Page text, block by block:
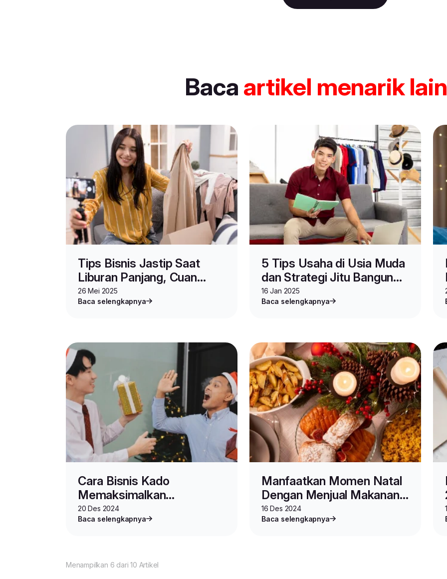
Baca artikel menarik
Tips Bisnis Jastip Saat
Liburan Panjang, Cuan
Maksimal Tanpa Harus
Buka Toko
26 Mei 2025
Baca selengkapnya
5 Tips Usaha di Usia Muda
dan Strategi Jitu Bangun
Bisnis yang Cuan
16 Jan 2025
Baca selengkapnya
Cara Bisnis Kado
Memaksimalkan
Pengiriman untuk Sambut
Natal
20 Des 2024
Baca selengkapnya
Manfaatkan Momen Natal
Dengan Menjual Makanan.
Peluang Bisnis Catering!
16 Des 2024
Baca selengkapnya
Menampilkan 6 dari 10 Artikel